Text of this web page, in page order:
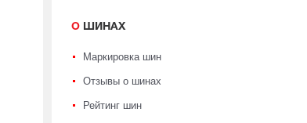
О ШИНАХ
Маркировка шин
Отзывы о шинах
Рейтинг шин